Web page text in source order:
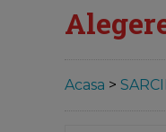
Acasa >